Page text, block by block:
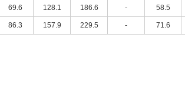
69.6 128.1 186.6 - 58.5
86.3 157.9 229.5 - 71.6